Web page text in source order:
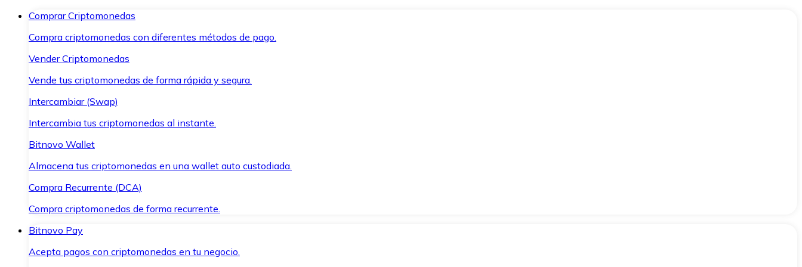
Comprar Criptomonedas
Compra criptomonedas con diferentes métodos de pago.
Vender Criptomonedas
Vende tus criptomonedas de forma rápida y segura.
Intercambiar (Swap)
Intercambia tus criptomonedas al instante.
Bitnovo Wallet
Almacena tus criptomonedas en una wallet auto custodiada.
Compra Recurrente (DCA)
Compra criptomonedas de forma recurrente.
Bitnovo Pay
Acepta pagos con criptomonedas en tu negocio.